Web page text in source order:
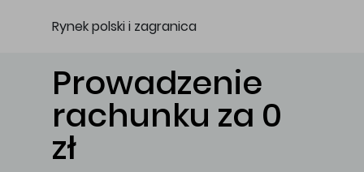
Rynek polski i zagranica
Prowadzenie
rachunku za 0
zł